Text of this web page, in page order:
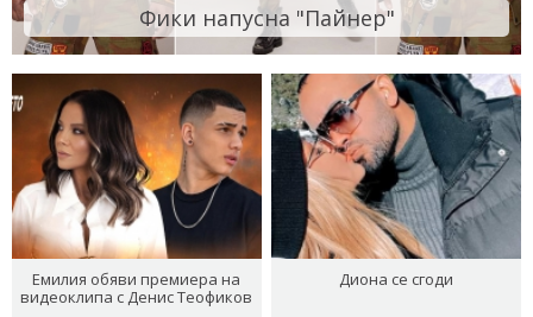
Фики напусна "Пайнер"
Емилия обяви премиера на
видеоклипа с Денис Теофиков
Диона се сгоди